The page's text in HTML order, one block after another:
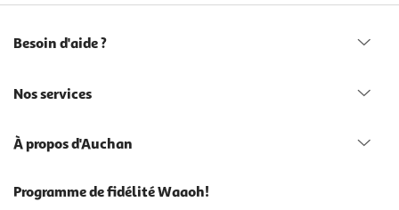
Besoin d'aide ?
Nos services
À propos d'Auchan
Programme de fidélité Waaoh!